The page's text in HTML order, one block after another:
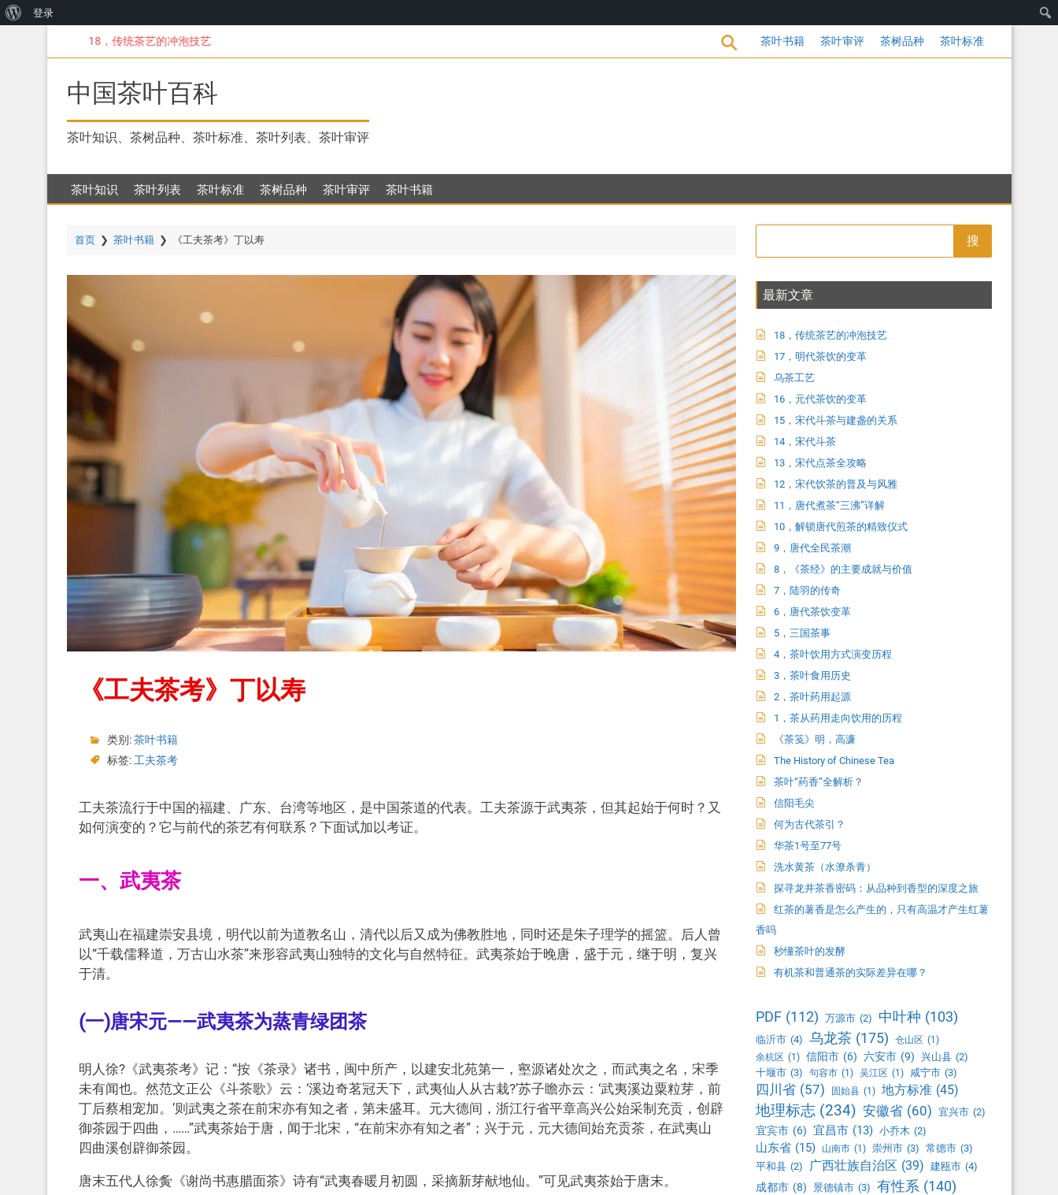
到
18，传统茶艺的冲泡技艺 茶叶书籍 茶叶审评 茶树品种 茶叶标准
中国茶叶百科
茶叶知识、茶树品种、茶叶标准、茶叶列表、茶叶审评
茶叶知识 茶叶列表 茶叶标准 茶树品种 茶叶审评 茶叶书籍
首页❯ 茶叶书籍❯ 《工夫茶考》丁以寿
《工夫茶考》丁以寿
类别:茶叶书籍
标签: 工夫茶考
工夫茶流行于中国的福建、广东、台湾等地区，是中国茶道的代表。工夫茶源于武夷茶，但其起始于何时？又
如何演变的？它与前代的茶艺有何联系？下面试加以考证。
一、武夷茶
武夷山在福建崇安县境，明代以前为道教名山，清代以后又成为佛教胜地，同时还是朱子理学的摇篮。后人曾
以“千载儒释道，万古山水茶”来形容武夷山独特的文化与自然特征。武夷茶始于晚唐，盛于元，继于明，复兴
于清。
(一)唐宋元——武夷茶为蒸青绿团茶
明人徐?《武夷茶考》记：“按《茶录》诸书，闽中所产，以建安北苑第一，壑源诸处次之，而武夷之名，宋季
未有闻也。然范文正公《斗茶歌》云：‘溪边奇茗冠天下，武夷仙人从古栽?’苏子瞻亦云：‘武夷溪边粟粒芽，前
丁后蔡相宠加。’则武夷之茶在前宋亦有知之者，第未盛耳。元大德间，浙江行省平章高兴公始采制充贡，创辟
御茶园于四曲，……”武夷茶始于唐，闻于北宋，“在前宋亦有知之者”；兴于元，元大德间始充贡茶，在武夷山
四曲溪创辟御茶园。
唐末五代人徐夤《谢尚书惠腊面茶》诗有“武夷春暖月初圆，采摘新芽献地仙。”可见武夷茶始于唐末。
搜
最新文章
18，传统茶艺的冲泡技艺
17，明代茶饮的变革
乌茶工艺
16，元代茶饮的变革
15，宋代斗茶与建盏的关系
14，宋代斗茶
13，宋代点茶全攻略
12，宋代饮茶的普及与风雅
11，唐代煮茶“三沸”详解
10，解锁唐代煎茶的精致仪式
9，唐代全民茶潮
8，《茶经》的主要成就与价值
7，陆羽的传奇
6，唐代茶饮变革
5，三国茶事
4，茶叶饮用方式演变历程
3，茶叶食用历史
2，茶叶药用起源
1，茶从药用走向饮用的历程
《茶笺》明，高濂
The History of Chinese Tea
茶叶“药香”全解析？
信阳毛尖
何为古代茶引？
华茶1号至77号
洗水黄茶（水潦杀青）
探寻龙井茶香密码：从品种到香型的深度之旅
红茶的薯香是怎么产生的，只有高温才产生红薯
香吗
秒懂茶叶的发酵
有机茶和普通茶的实际差异在哪？
PDF (112) 万源市 (2) 中叶种 (103)
临沂市 (4) 乌龙茶 (175) 仓山区 (1)
余杭区 (1) 信阳市 (6) 六安市 (9) 兴山县 (2)
十堰市 (3) 句容市 (1) 吴江区 (1) 咸宁市 (3)
四川省 (57) 固始县 (1) 地方标准 (45)
地理标志 (234) 安徽省 (60) 宜兴市 (2)
宜宾市 (6) 宜昌市 (13) 小乔木 (2)
山东省 (15) 山南市 (1) 崇州市 (3) 常德市 (3)
平和县 (2) 广西壮族自治区 (39) 建瓯市 (4)
成都市 (8) 景德镇市 (3) 有性系 (140)
WordPress
登录